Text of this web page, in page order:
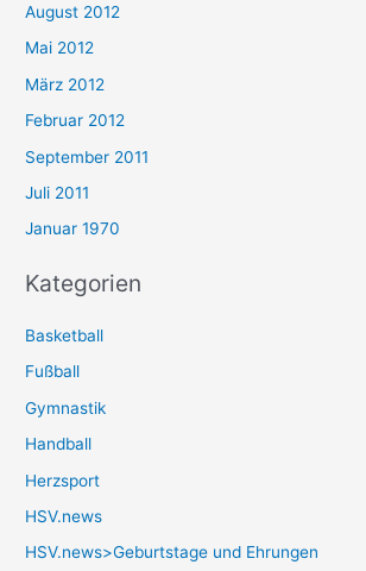
August 2012
Mai 2012
März 2012
Februar 2012
September 2011
Juli 2011
Januar 1970
Kategorien
Basketball
Fußball
Gymnastik
Handball
Herzsport
HSV.news
HSV.news>Geburtstage und Ehrungen